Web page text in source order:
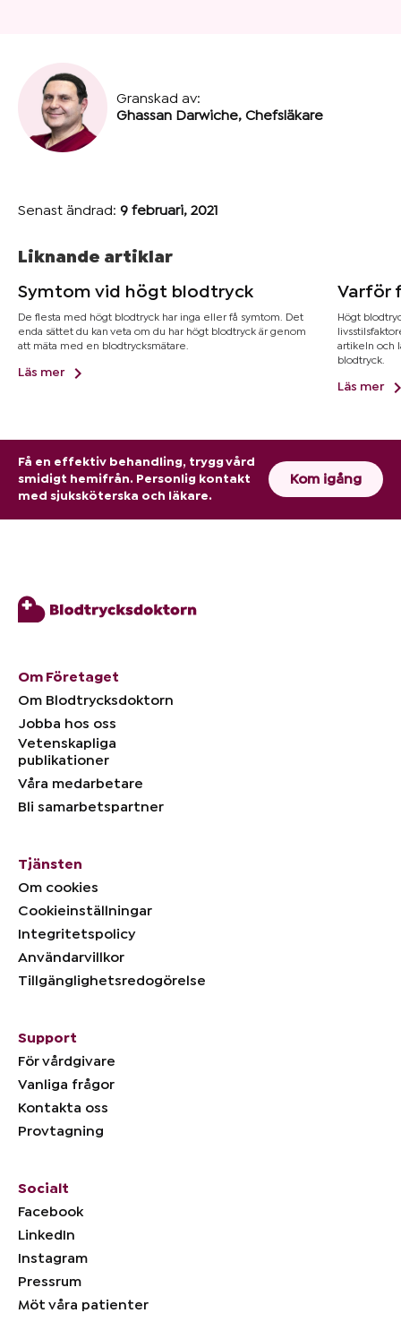
Granskad av:
Ghassan Darwiche, Chefsläkare
Senast ändrad: 9 februari, 2021
Liknande artiklar
Symtom vid högt blodtryck
De flesta med högt blodtryck har inga eller få symtom. Det
enda sättet du kan veta om du har högt blodtryck är genom
att mäta med en blodtrycksmätare.
Läs mer
Varför
Högt
artikeln och
blodtryck.
Läs mer
Få en effektiv behandling, trygg vård
smidigt hemifrån. Personlig kontakt
med sjuksköterska och läkare.
Kom igång
Om Företaget
Om Blodtrycksdoktorn
Jobba hos oss
Vetenskapliga
publikationer
Våra medarbetare
Bli samarbetspartner
Tjänsten
Om cookies
Cookieinställningar
Integritetspolicy
Användarvillkor
Tillgänglighetsredogörelse
Support
För vårdgivare
Vanliga frågor
Kontakta oss
Provtagning
Socialt
Facebook
LinkedIn
Instagram
Pressrum
Möt våra patienter